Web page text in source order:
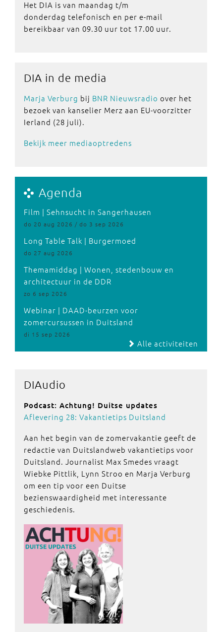
Het DIA is van maandag t/m
donderdag telefonisch en per e-mail
bereikbaar van 09.30 uur tot 17.00 uur.
DIA in de media
Marja Verburg bij BNR Nieuwsradio over het
bezoek van kanselier Merz aan EU-voorzitter
Ierland (28 juli).
Bekijk meer mediaoptredens
Agenda
Film | Sehnsucht in Sangerhausen
do 20 aug 2026 / do 3 sep 2026
Long Table Talk | Burgermoed
do 27 aug 2026
Themamiddag | Wonen, stedenbouw en
architectuur in de DDR
zo 6 sep 2026
Webinar | DAAD-beurzen voor
zomercursussen in Duitsland
di 15 sep 2026
Alle activiteiten
DIAudio
Podcast: Achtung! Duitse updates
Aflevering 28: Vakantietips Duitsland
Aan het begin van de zomervakantie geeft de
redactie van Duitslandweb vakantietips voor
Duitsland. Journalist Max Smedes vraagt
Wiebke Pittlik, Lynn Stroo en Marja Verburg
om een tip voor een Duitse
bezienswaardigheid met interessante
geschiedenis.